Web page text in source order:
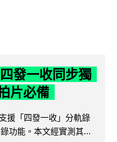
發一收同步獨
片必備
援「四發一收」分軌錄
功能。本文經實測其...